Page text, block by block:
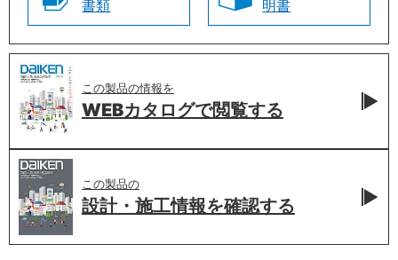
書類
明書
この製品の情報を
WEBカタログで閲覧する
この製品の
設計・施工情報を確認する